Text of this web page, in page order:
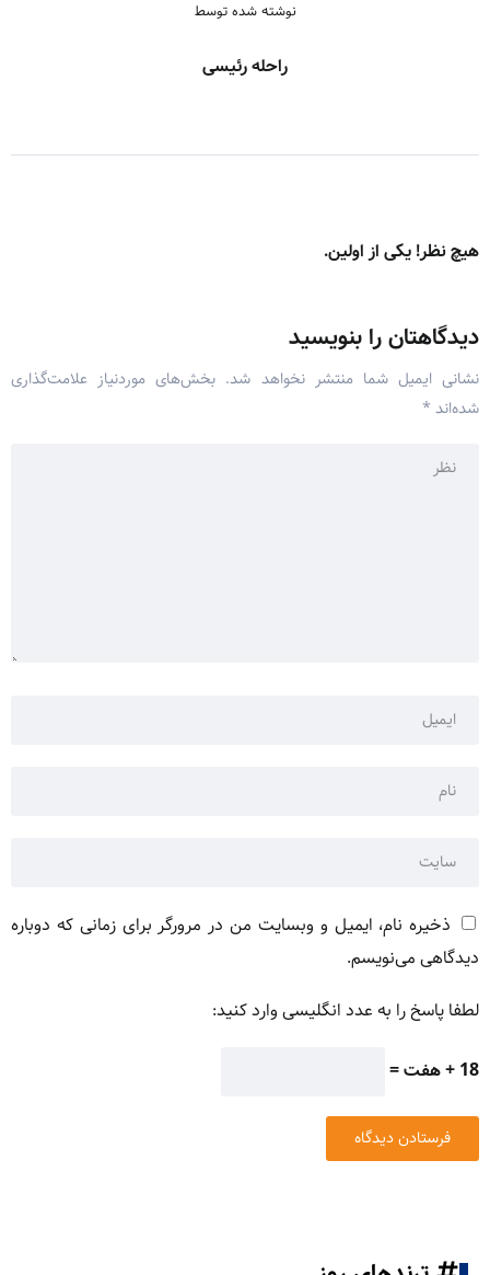
نوشته شده توسط
راحله رئیسی
هیچ نظر! یکی از اولین.
دیدگاهتان را بنویسید
نشانی ایمیل شما منتشر نخواهد شد. بخش‌های موردنیاز علامت‌گذاری
شده‌اند *
ذخیره نام، ایمیل و وبسایت من در مرورگر برای زمانی که دوباره
دیدگاهی می‌نویسم.
لطفا پاسخ را به عدد انگلیسی وارد کنید:
18 + هفت =